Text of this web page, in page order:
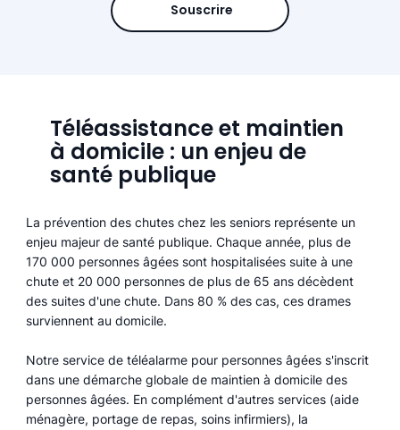
Souscrire
Téléassistance et maintien
à domicile : un enjeu de
santé publique
La prévention des chutes chez les seniors représente un
enjeu majeur de santé publique. Chaque année, plus de
170 000 personnes âgées sont hospitalisées suite à une
chute et 20 000 personnes de plus de 65 ans décèdent
des suites d'une chute. Dans 80 % des cas, ces drames
surviennent au domicile.
Notre service de téléalarme pour personnes âgées s'inscrit
dans une démarche globale de maintien à domicile des
personnes âgées. En complément d'autres services (aide
ménagère, portage de repas, soins infirmiers), la